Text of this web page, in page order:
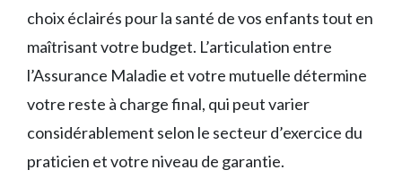
choix éclairés pour la santé de vos enfants tout en
maîtrisant votre budget. L’articulation entre
l’Assurance Maladie et votre mutuelle détermine
votre reste à charge final, qui peut varier
considérablement selon le secteur d’exercice du
praticien et votre niveau de garantie.